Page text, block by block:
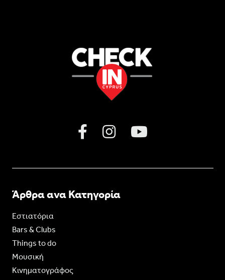
Άρθρα ανα Κατηγορία
Εστιατόρια
Bars & Clubs
Things to do
Moυσική
Κινηματογράφος